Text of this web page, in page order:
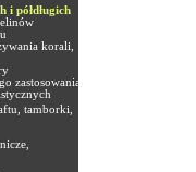
i półdługich
korali,
zastosowania
tamborki,